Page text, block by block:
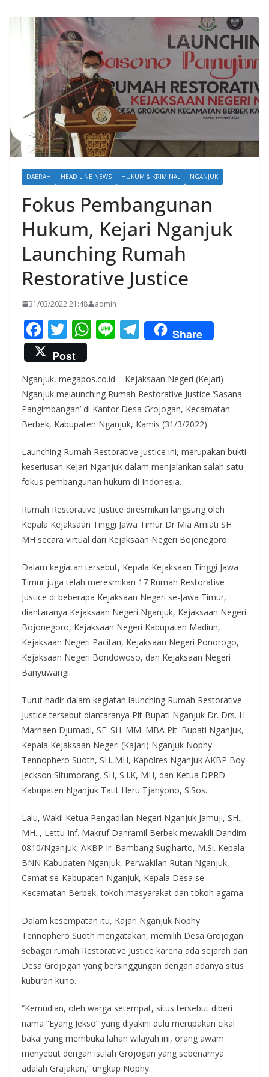
DAERAH HEAD LINE NEWS HUKUM & KRIMINAL NGANJUK
Fokus Pembangunan
Hukum, Kejari Nganjuk
Launching Rumah
Restorative Justice
31/03/2022 21:48 admin
F
ac
e
b
o
o
k
T
w
itt
er
W
s
A
p
p
Li T
el
gr
a
m
Share
Post
Nganjuk, megapos.co.id – Kejaksaan Negeri (Kejari)
Nganjuk melaunching Rumah Restorative Justice ‘Sasana
Pangimbangan’ di Kantor Desa Grojogan, Kecamatan
Berbek, Kabupaten Nganjuk, Kamis (31/3/2022).
Launching Rumah Restorative Justice ini, merupakan bukti
keseriusan Kejari Nganjuk dalam menjalankan salah satu
fokus pembangunan hukum di Indonesia.
Rumah Restorative Justice diresmikan langsung oleh
Kepala Kejaksaan Tinggi Jawa Timur Dr Mia Amiati SH
MH secara virtual dari Kejaksaan Negeri Bojonegoro.
Dalam kegiatan tersebut, Kepala Kejaksaan Tinggi Jawa
Timur juga telah meresmikan 17 Rumah Restorative
Justice di beberapa Kejaksaan Negeri se-Jawa Timur,
diantaranya Kejaksaan Negeri Nganjuk, Kejaksaan Negeri
Bojonegoro, Kejaksaan Negeri Kabupaten Madiun,
Kejaksaan Negeri Pacitan, Kejaksaan Negeri Ponorogo,
Kejaksaan Negeri Bondowoso, dan Kejaksaan Negeri
Banyuwangi.
Turut hadir dalam kegiatan launching Rumah Restorative
Justice tersebut diantaranya Plt Bupati Nganjuk Dr. Drs. H.
Marhaen Djumadi, SE. SH. MM. MBA Plt. Bupati Nganjuk,
Kepala Kejaksaan Negeri (Kajari) Nganjuk Nophy
Tennophero Suoth, SH.,MH, Kapolres Nganjuk AKBP Boy
Jeckson Situmorang, SH, S.I.K, MH, dan Ketua DPRD
Kabupaten Nganjuk Tatit Heru Tjahyono, S.Sos.
Lalu, Wakil Ketua Pengadilan Negeri Nganjuk Jamuji, SH.,
MH. , Lettu Inf. Makruf Danramil Berbek mewakili Dandim
0810/Nganjuk, AKBP Ir. Bambang Sugiharto, M.Si. Kepala
BNN Kabupaten Nganjuk, Perwakilan Rutan Nganjuk,
Camat se-Kabupaten Nganjuk, Kepala Desa se-
Kecamatan Berbek, tokoh masyarakat dan tokoh agama.
Dalam kesempatan itu, Kajari Nganjuk Nophy
Tennophero Suoth mengatakan, memilih Desa Grojogan
sebagai rumah Restorative Justice karena ada sejarah dari
Desa Grojogan yang bersinggungan dengan adanya situs
kuburan kuno.
“Kemudian, oleh warga setempat, situs tersebut diberi
nama “Eyang Jekso” yang diyakini dulu merupakan cikal
bakal yang membuka lahan wilayah ini, orang awam
menyebut dengan istilah Grojogan yang sebenarnya
adalah Grajakan,” ungkap Nophy.